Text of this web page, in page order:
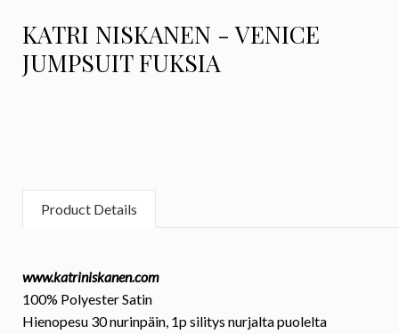
KATRI NISKANEN - VENICE
JUMPSUIT FUKSIA
Product Details
www.katriniskanen.com
100% Polyester Satin
Hienopesu 30 nurinpäin, 1p silitys nurjalta puolelta